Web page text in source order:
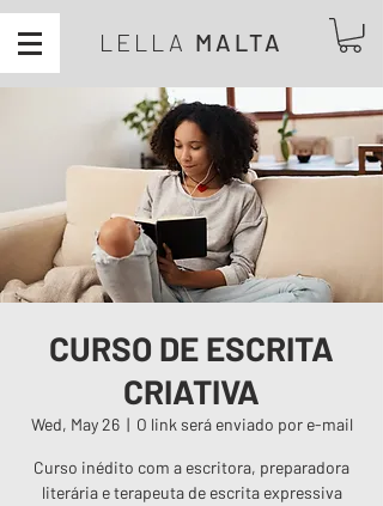
LELLA MALTA
CURSO DE ESCRITA
CRIATIVA
Wed, May 26
  |
O link será enviado por e-mail
Curso inédito com a escritora, preparadora
literária e terapeuta de escrita expressiva